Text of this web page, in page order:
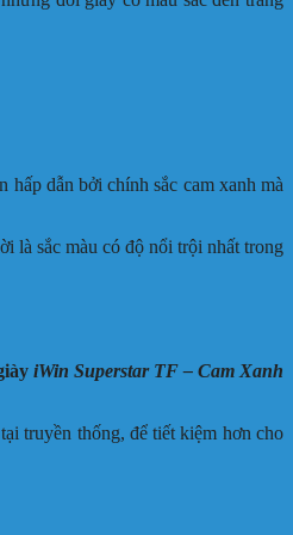
dẫn bởi chính sắc cam xanh mà
là sắc màu có độ nổi trội nhất trong
iWin Superstar TF – Cam Xanh
truyền thống, để tiết kiệm hơn cho